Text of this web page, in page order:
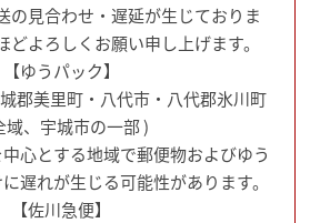
の見合わせ・遅延が生じておりま
どよろしくお願い申し上げます。
【ゆうパック】
郡美里町・八代市・八代郡氷川町
域、宇城市の一部 )
心とする地域で郵便物およびゆう
遅れが生じる可能性があります。
【佐川急便】